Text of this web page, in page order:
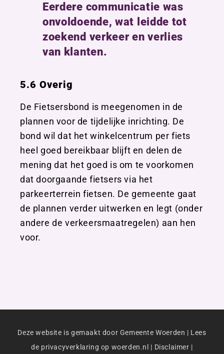
Eerdere communicatie was
onvoldoende, wat leidde tot
zoekend verkeer en verlies
van klanten.
5.6 Overig
De Fietsersbond is meegenomen in de
plannen voor de tijdelijke inrichting. De
bond wil dat het winkelcentrum per fiets
heel goed bereikbaar blijft en delen de
mening dat het goed is om te voorkomen
dat doorgaande fietsers via het
parkeerterrein fietsen. De gemeente gaat
de plannen verder uitwerken en legt (onder
andere de verkeersmaatregelen) aan hen
voor.
Deze website is gemaakt door Gemeente Woerden | Lees
de privacyverklaring op woerden.nl
| Disclaimer |